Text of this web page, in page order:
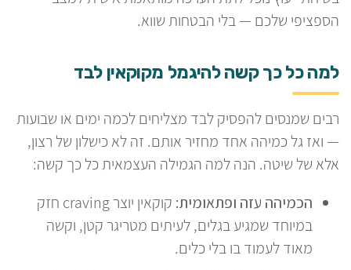
הספציפי שלכם — בלי הבטחות שווא.
למה כל כך קשה להיגמל מקוקאין לבד
רבים שמנסים להפסיק לבד מצליחים לכמה ימים או שבועות
— ואז גל כמיהה אחד מחזיר אותם. זה לא כישלון של רצון,
אלא של שיטה. הנה למה הגמילה העצמאית כל כך קשה:
הכמיהה עזה ופתאומית:
קוקאין יוצר craving חזק
במיוחד שמגיע בגלים, לעיתים מטריגר קטן, וקשה
מאוד לעמוד בו בלי כלים.